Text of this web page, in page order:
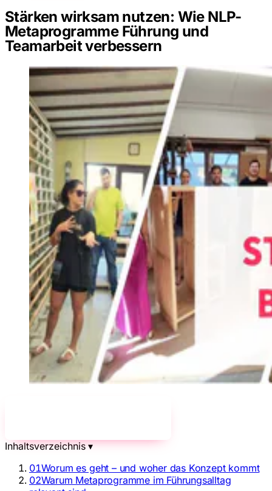
Stärken wirksam nutzen: Wie NLP-
Metaprogramme Führung und
Teamarbeit verbessern
Inhaltsverzeichnis▾
01Worum es geht – und woher das Konzept kommt
02Warum Metaprogramme im Führungsalltag